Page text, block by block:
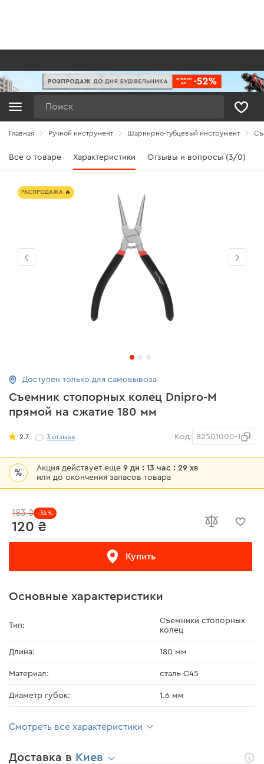
Главная Ручной инструмент Шарнирно-губцевый инструмент
Все о товаре Характеристики Отзывы и вопросы (3/0)
Съемник стопорных колец Dnipro-M
прямой на сжатие 180 мм
2.7 3отзыва Код: 82501000-1
% Акция действует еще9 дн : 13 час : 29 хв
или до окончения запасов товара
120 ₴
183 ₴ -34%
Купить
Доступен только для самовывоза
Основные характеристики
Тип:
Съемники стопорных
колец
Длина: 180 мм
Материал: сталь С45
Диаметр губок: 1.6 мм
Смотреть все характеристики
Доставка в Киев
РАСПРОДАЖА 🔥